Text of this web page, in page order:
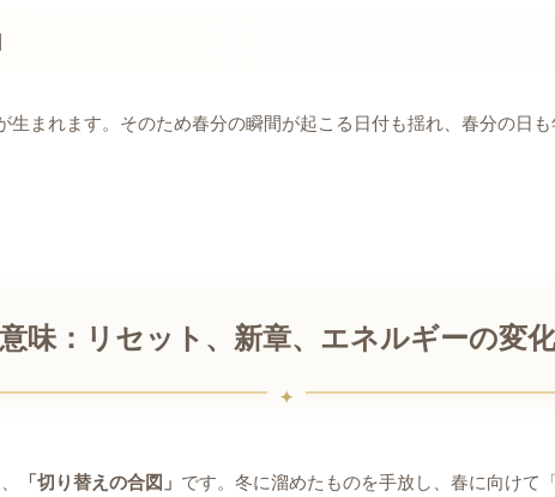
まれます。そのため春分の瞬間が起こる日付も揺れ、春分の日
味：リセット、新章、エネルギーの変化
「切り替えの合図」 です。冬に溜めたものを手放し、春に向けて